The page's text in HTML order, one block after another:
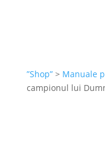
”Shop”> Manuale
campionul lui